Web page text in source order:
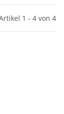
1 - 4 von 4